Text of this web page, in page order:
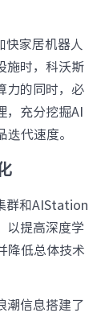
快家居机器人
施时，科沃斯
力的同时，必
，充分挖掘AI
代速度。
群和AIStation
以提高深度学
降低总体技术
潮信息搭建了